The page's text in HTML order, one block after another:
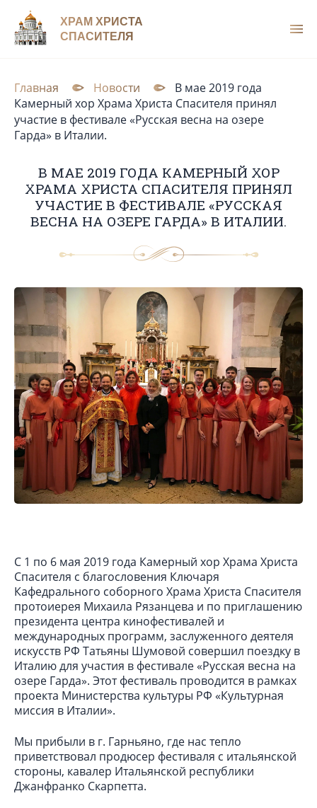
ХРАМ ХРИСТА
СПАСИТЕЛЯ
Главная Новости
В мае 2019 года
Камерный хор Храма Христа Спасителя принял
участие в фестивале «Русская весна на озере
Гарда» в Италии.
В МАЕ 2019 ГОДА КАМЕРНЫЙ ХОР
ХРАМА ХРИСТА СПАСИТЕЛЯ ПРИНЯЛ
УЧАСТИЕ В ФЕСТИВАЛЕ «РУССКАЯ
ВЕСНА НА ОЗЕРЕ ГАРДА» В ИТАЛИИ.
С 1 по 6 мая 2019 года Камерный хор Храма Христа
Спасителя с благословения Ключаря
Кафедрального соборного Храма Христа Спасителя
протоиерея Михаила Рязанцева и по приглашению
президента центра кинофестивалей и
международных программ, заслуженного деятеля
искусств РФ Татьяны Шумовой совершил поездку в
Италию для участия в фестивале «Русская весна на
озере Гарда». Этот фестиваль проводится в рамках
проекта Министерства культуры РФ «Культурная
миссия в Италии».
Мы прибыли в г. Гарньяно, где нас тепло
приветствовал продюсер фестиваля с итальянской
стороны, кавалер Итальянской республики
Джанфранко Скарпетта.